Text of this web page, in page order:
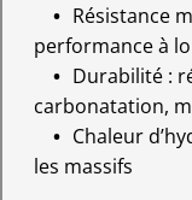
Résistance
performance à
Durabilité :
carbonatation,
Chaleur
les massifs